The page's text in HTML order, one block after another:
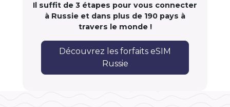
Il suffit de 3 étapes pour vous connecter
à Russie et dans plus de 190 pays à
travers le monde !
Découvrez les forfaits eSIM
Russie